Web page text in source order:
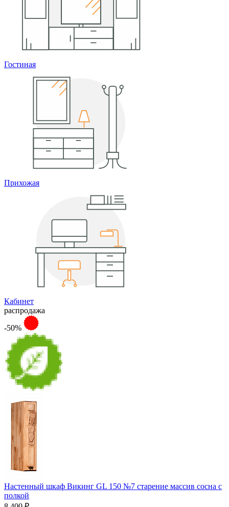
Гостиная
Прихожая
Кабинет
распродажа
-50%
Настенный шкаф Викинг GL 150 №7 старение массив сосна с
полкой